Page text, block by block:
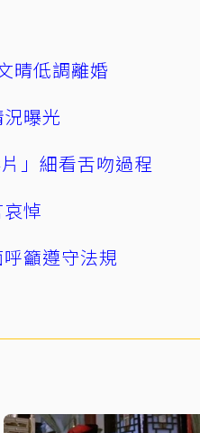
晴低調離婚
曝光
」細看舌吻過程
悼
籲遵守法規